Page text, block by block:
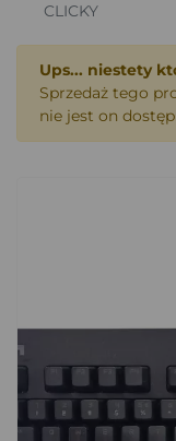
CLICKY
Ups... niestety
Sprzedaż tego
nie jest on